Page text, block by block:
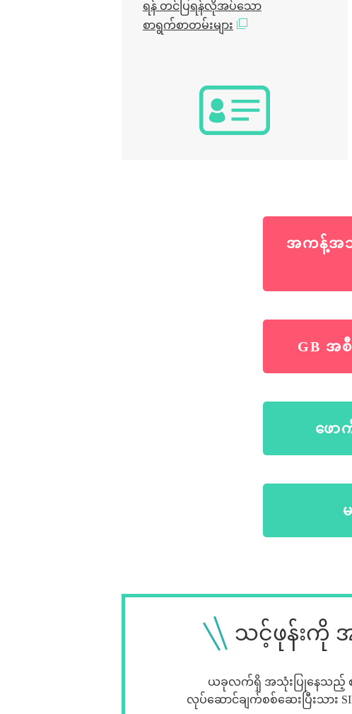
ရန် တင်ပြရန်လိုအပ်သော
စာရွက်စာတမ်းများ
အကန့်အ
GB အ
ဖေ
သင့်ဖုန်းကို
ယခုလက်ရှိ အသုံးပြုနေသည့် စမတ်
လုပ်ဆောင်ချက်စစ်ဆေးပြီးသား